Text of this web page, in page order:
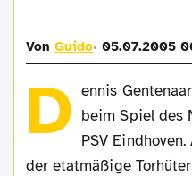
VonGuido 05.07.2005
D ennis
beim Spiel des
PSV
der etatmäßige